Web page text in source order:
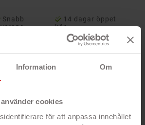
Information Om
cookies
för att anpassa innehållet
Snabb
14 dagar öppet
köp